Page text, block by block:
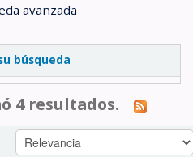
avanzada
búsqueda
4 resultados.